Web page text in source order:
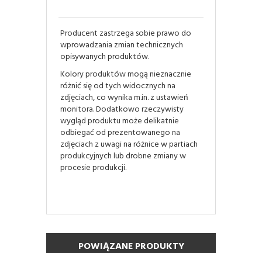
Producent zastrzega sobie prawo do
wprowadzania zmian technicznych
opisywanych produktów.
Kolory produktów mogą nieznacznie
różnić się od tych widocznych na
zdjęciach, co wynika m.in. z ustawień
monitora. Dodatkowo rzeczywisty
wygląd produktu może delikatnie
odbiegać od prezentowanego na
zdjęciach z uwagi na różnice w partiach
produkcyjnych lub drobne zmiany w
procesie produkcji.
POWIĄZANE PRODUKTY